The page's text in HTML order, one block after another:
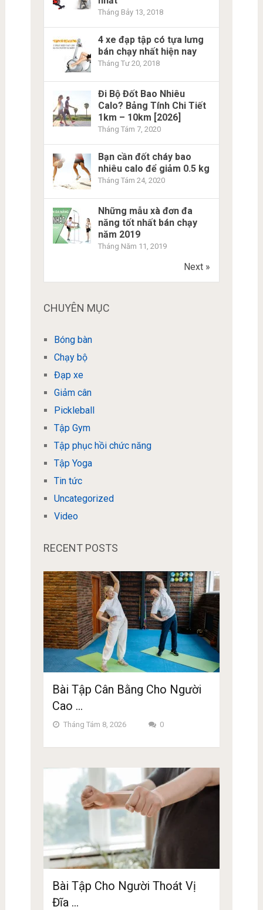
Tháng Bảy 13, 2018
4 xe đạp tập có tựa lưng
bán chạy nhất hiện nay
Tháng Tư 20, 2018
Đi Bộ Đốt Bao Nhiêu
Calo? Bảng Tính Chi Tiết
1km – 10km [2026]
Tháng Tám 7, 2020
Bạn cần đốt cháy bao
nhiêu calo để giảm 0.5 kg
Tháng Tám 24, 2020
Những mẫu xà đơn đa
năng tốt nhất bán chạy
năm 2019
Tháng Năm 11, 2019
Next »
CHUYÊN MỤC
Bóng bàn
Chạy bộ
Đạp xe
Giảm cân
Pickleball
Tập Gym
Tập phục hồi chức năng
Tập Yoga
Tin tức
Uncategorized
Video
RECENT POSTS
Bài Tập Cân Bằng Cho Người
Cao …
Tháng Tám 8, 2026 0
Bài Tập Cho Người Thoát Vị
Đĩa …